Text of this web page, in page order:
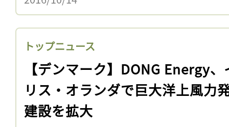
トップニュース
【デンマーク】DONG Energy、
リス・オランダで巨大洋上風力
建設を拡大